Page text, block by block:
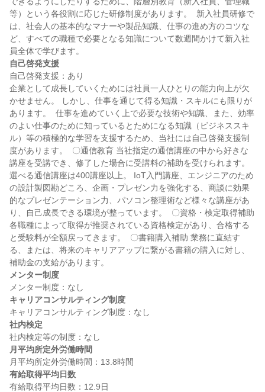
等）という各役割に応じた研修制度があります。  新入社員研修で
は、社会人の基本的なマナーや製品知識、仕事の進め方のコツな
ど、すべての職種で必要となる知識について数週間かけて新入社
自己啓発支援
自己啓発支援：あり
企業として成長していくためには社員一人ひとりの能力向上が欠
かせません。 しかし、仕事を通じて得る知識・スキルにも限りが
あります。  仕事を進めていく上で必要な技術や知識、また、効率
のよい仕事のために知っているとためになる知識（ビジネススキ
ル）等の積極的な学習を支援するため、当社には自己啓発支援制
度があります。  〇通信教育 当社指定の通信講座の中から好きな
講座を受講でき、修了した場合に受講料の補助を受けられます。
選べる通信講座は400講座以上。 IoT入門講座、エンジニアのため
の設計製図勘どころ、企画・プレゼン力を強化する、商談に効果
的なプレゼンテーション力、パソコン整理術など様々な講座があ
り、自己成長できる環境が整っています。  〇資格・検定取得補助
各職種によって取得が推奨されている資格検定があり、合格する
と受験料が全額戻ってきます。  〇書籍購入補助 業務に直結す
る、または、将来のキャリアアップに繋がる書籍の購入に対し、
メンター制度
キャリアコンサルティング制度
社内検定
月平均所定外労働時間
有給取得平均日数